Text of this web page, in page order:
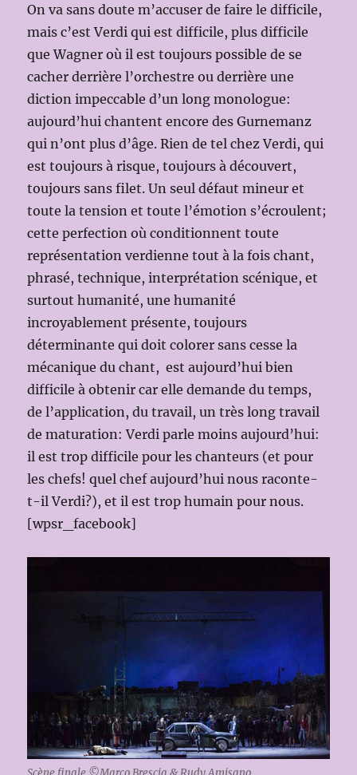
On va sans doute m’accuser de faire le difficile,
mais c’est Verdi qui est difficile, plus difficile
que Wagner où il est toujours possible de se
cacher derrière l’orchestre ou derrière une
diction impeccable d’un long monologue:
aujourd’hui chantent encore des Gurnemanz
qui n’ont plus d’âge. Rien de tel chez Verdi, qui
est toujours à risque, toujours à découvert,
toujours sans filet. Un seul défaut mineur et
toute la tension et toute l’émotion s’écroulent;
cette perfection où conditionnent toute
représentation verdienne tout à la fois chant,
phrasé, technique, interprétation scénique, et
surtout humanité, une humanité
incroyablement présente, toujours
déterminante qui doit colorer sans cesse la
mécanique du chant, est aujourd’hui bien
difficile à obtenir car elle demande du temps,
de l’application, du travail, un très long travail
de maturation: Verdi parle moins aujourd’hui:
il est trop difficile pour les chanteurs (et pour
les chefs! quel chef aujourd’hui nous raconte-
t-il Verdi?), et il est trop humain pour nous.
[wpsr_facebook]